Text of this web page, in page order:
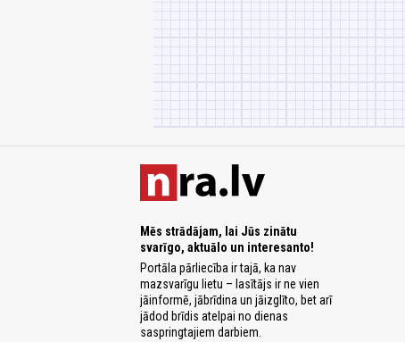
Mēs strādājam, lai Jūs zinātu
svarīgo, aktuālo un interesanto!
Portāla pārliecība ir tajā, ka nav
mazsvarīgu lietu – lasītājs ir ne vien
jāinformē, jābrīdina un jāizglīto, bet arī
jādod brīdis atelpai no dienas
saspringtajiem darbiem.